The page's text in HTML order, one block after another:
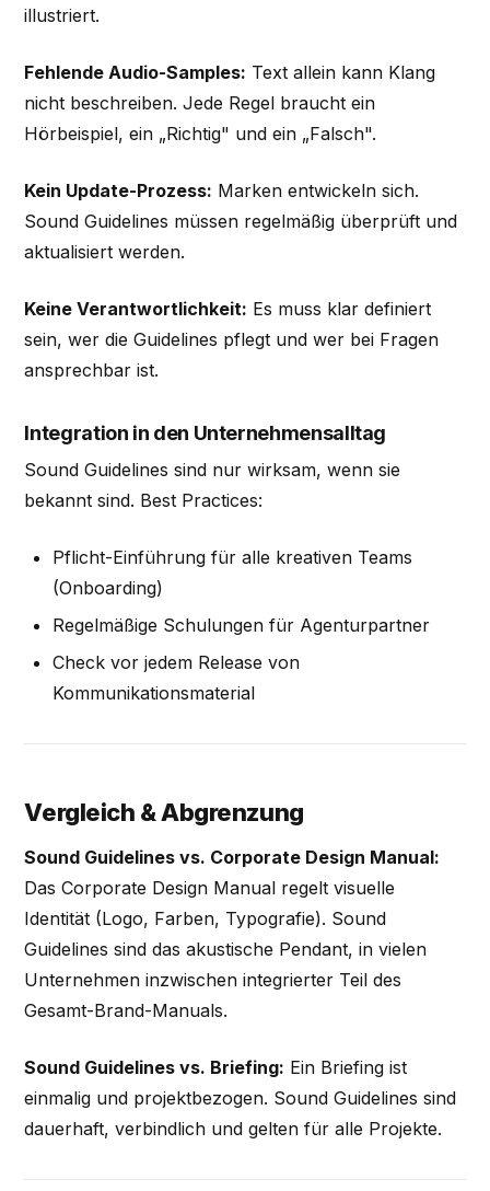
illustriert.
Fehlende Audio-Samples: Text allein kann Klang
nicht beschreiben. Jede Regel braucht ein
Hörbeispiel, ein „Richtig" und ein „Falsch".
Kein Update-Prozess: Marken entwickeln sich.
Sound Guidelines müssen regelmäßig überprüft und
aktualisiert werden.
Keine Verantwortlichkeit: Es muss klar definiert
sein, wer die Guidelines pflegt und wer bei Fragen
ansprechbar ist.
Integration in den Unternehmensalltag
Sound Guidelines sind nur wirksam, wenn sie
bekannt sind. Best Practices:
Pflicht-Einführung für alle kreativen Teams
(Onboarding)
Regelmäßige Schulungen für Agenturpartner
Check vor jedem Release von
Kommunikationsmaterial
Vergleich & Abgrenzung
Sound Guidelines vs. Corporate Design Manual:
Das Corporate Design Manual regelt visuelle
Identität (Logo, Farben, Typografie). Sound
Guidelines sind das akustische Pendant, in vielen
Unternehmen inzwischen integrierter Teil des
Gesamt-Brand-Manuals.
Sound Guidelines vs. Briefing: Ein Briefing ist
einmalig und projektbezogen. Sound Guidelines sind
dauerhaft, verbindlich und gelten für alle Projekte.